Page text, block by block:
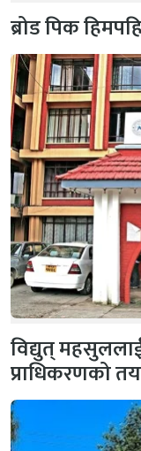
ब्रोड पिक
विद्युत्
प्राधिकरणको